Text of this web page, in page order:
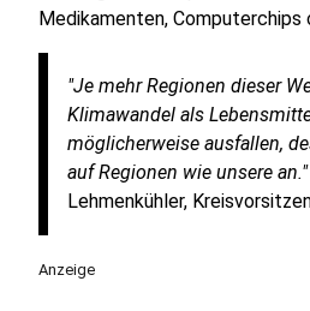
Medikamenten, Computerchips
"Je mehr Regionen dieser
Klimawandel als
möglicherweise ausfallen,
auf Regionen wie unsere an."
Lehmenkühler,
Anzeige